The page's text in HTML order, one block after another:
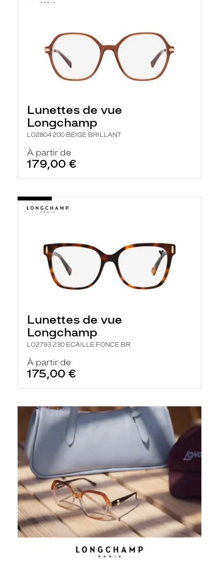
Lunettes de vue
Longchamp
LO2804 200 BEIGE BRILLANT
À partir de
179,00 €
Lunettes de vue
Longchamp
LO2793 230 ECAILLE FONCE BR
À partir de
175,00 €